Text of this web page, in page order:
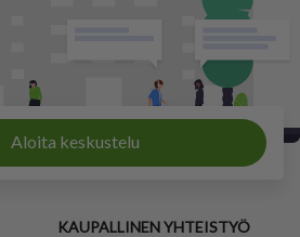
Aloita keskustelu
KAUPALLINEN YHTEISTYÖ